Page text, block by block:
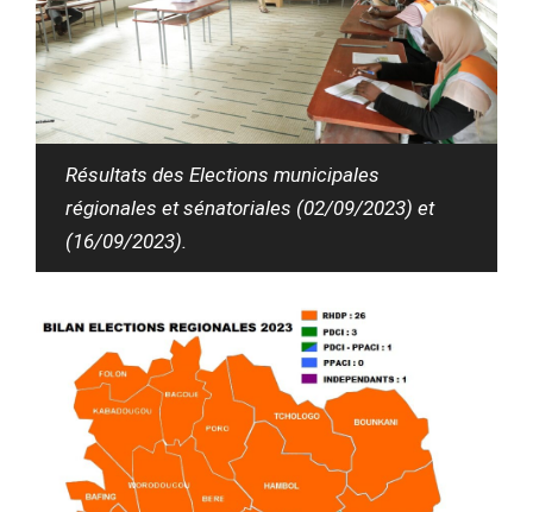
Résultats des Elections municipales
régionales et sénatoriales (02/09/2023) et
(16/09/2023).